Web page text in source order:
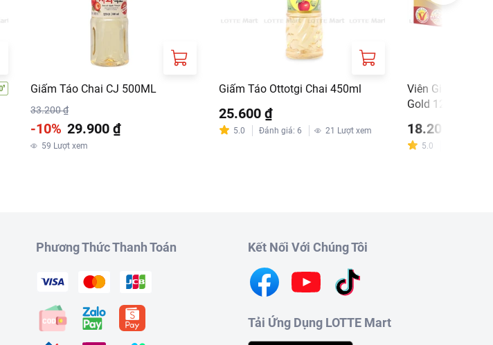
Giấm Táo Chai CJ 500ML
33.200 ₫
-10% 29.900 ₫
59 Lượt xem
Giấm Táo Ottotgi Chai 450ml
25.600 ₫
5.0 Đánh giá: 6 21 Lượt xem
Viên Gia Vị Phở
Gold 126g
18.200 ₫
5.0
Phương Thức Thanh Toán Kết Nối Với Chúng Tôi
Tải Ứng Dụng LOTTE Mart